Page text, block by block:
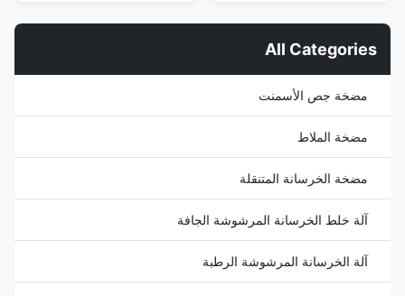
مضخة الزيت ، مضخة التروس ،
صمام الفائض ، محطة التوجيه
الهيدروليكية وأسطوانة العمل.تحل
ال...
ومسحها قبل البدء.3. تحقق مما إذا
All Categories
مضخة جص الأسمنت
مضخة الملاط
مضخة الخرسانة المتنقلة
آلة خلط الخرسانة المرشوشة الجافة
آلة الخرسانة المرشوشة الرطبة